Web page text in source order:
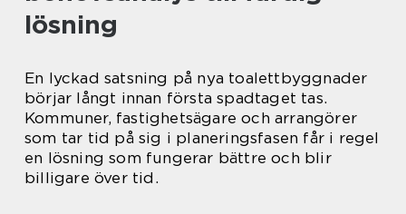
lösning
En lyckad satsning på nya toalettbyggnader
börjar långt innan första spadtaget tas.
Kommuner, fastighetsägare och arrangörer
som tar tid på sig i planeringsfasen får i regel
en lösning som fungerar bättre och blir
billigare över tid.